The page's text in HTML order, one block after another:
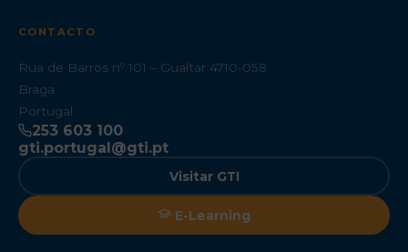
CONTACTO
Rua de Barros nº 101 – Gualtar 4710-058
Braga
Portugal
253 603 100
gti.portugal@gti.pt
Visitar GTI
E-Learning